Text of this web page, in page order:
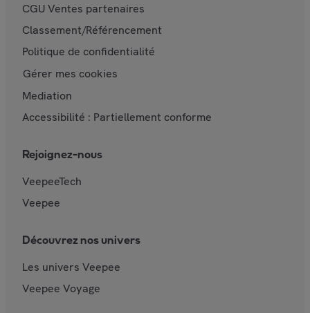
CGU Ventes partenaires
Classement/Référencement
Politique de confidentialité
Gérer mes cookies
Mediation
Accessibilité : Partiellement conforme
Rejoignez-nous
VeepeeTech
Veepee
Découvrez nos univers
Les univers Veepee
Veepee Voyage